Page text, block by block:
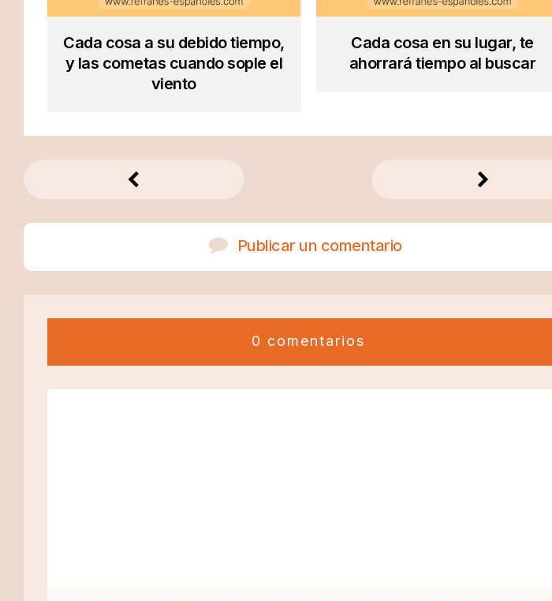
Cada cosa a su debido tiempo,
y las cometas cuando sople el
viento
Cada cosa en su lugar, te
ahorrará tiempo al buscar
Publicar un comentario
0 comentarios